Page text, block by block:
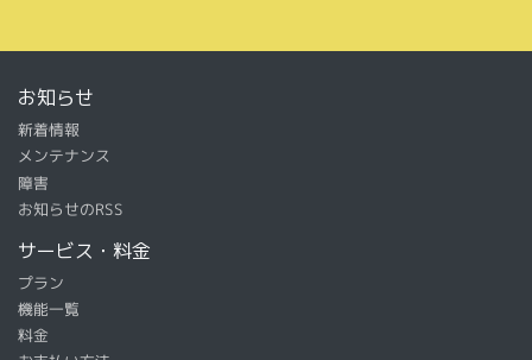
お知らせ
新着情報
メンテナンス
障害
お知らせのRSS
サービス・料金
プラン
機能一覧
料金